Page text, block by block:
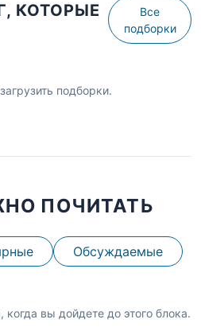
КОТОРЫЕ
Все
подборки
подборки.
ПОЧИТАТЬ
Обсуждаемые
когда вы дойдете до этого блока.